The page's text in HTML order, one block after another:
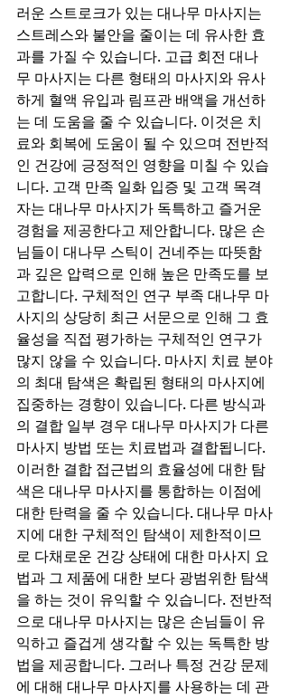
러운 스트로크가 있는 대나무 마사지는
스트레스와 불안을 줄이는 데 유사한 효
과를 가질 수 있습니다. 고급 회전 대나
무 마사지는 다른 형태의 마사지와 유사
하게 혈액 유입과 림프관 배액을 개선하
는 데 도움을 줄 수 있습니다. 이것은 치
료와 회복에 도움이 될 수 있으며 전반적
인 건강에 긍정적인 영향을 미칠 수 있습
니다. 고객 만족 일화 입증 및 고객 목격
자는 대나무 마사지가 독특하고 즐거운
경험을 제공한다고 제안합니다. 많은 손
님들이 대나무 스틱이 건네주는 따뜻함
과 깊은 압력으로 인해 높은 만족도를 보
고합니다. 구체적인 연구 부족 대나무 마
사지의 상당히 최근 서문으로 인해 그 효
율성을 직접 평가하는 구체적인 연구가
많지 않을 수 있습니다. 마사지 치료 분야
의 최대 탐색은 확립된 형태의 마사지에
집중하는 경향이 있습니다. 다른 방식과
의 결합 일부 경우 대나무 마사지가 다른
마사지 방법 또는 치료법과 결합됩니다.
이러한 결합 접근법의 효율성에 대한 탐
색은 대나무 마사지를 통합하는 이점에
대한 탄력을 줄 수 있습니다. 대나무 마사
지에 대한 구체적인 탐색이 제한적이므
로 다채로운 건강 상태에 대한 마사지 요
법과 그 제품에 대한 보다 광범위한 탐색
을 하는 것이 유익할 수 있습니다. 전반적
으로 대나무 마사지는 많은 손님들이 유
익하고 즐겁게 생각할 수 있는 독특한 방
법을 제공합니다. 그러나 특정 건강 문제
에 대해 대나무 마사지를 사용하는 데 관